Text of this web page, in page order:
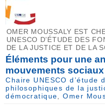
OMER MOUSSALY EST
UNESCO D’ÉTUDE DES
DE LA JUSTICE ET DE LA
Éléments pour une
mouvements
Chaire UNESCO d’étude
philosophiques de la
démocratique,Omer